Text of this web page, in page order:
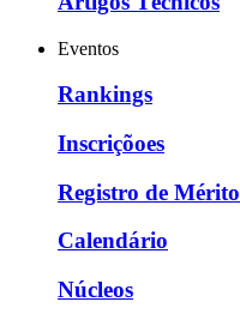
Eventos
Rankings
Inscriçõoes
Registro de Mérito
Calendário
Núcleos